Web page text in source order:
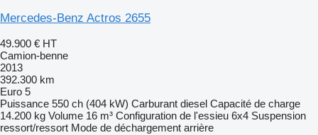
Mercedes-Benz Actros 2655
49.900 € HT
Camion-benne
2013
392.300 km
Euro 5
Puissance 550 ch (404 kW) Carburant diesel Capacité de charge
14.200 kg Volume 16 m³ Configuration de l'essieu 6x4 Suspension
ressort/ressort Mode de déchargement arrière